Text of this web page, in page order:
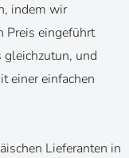
indem wir
Preis eingeführt
gleichzutun, und
einer einfachen
Lieferanten in